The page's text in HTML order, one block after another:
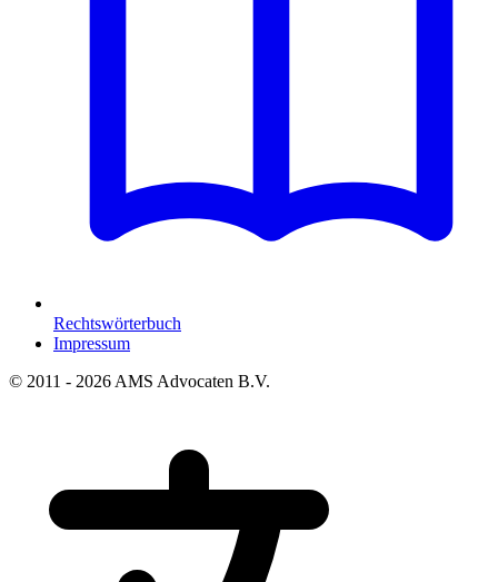
Rechtswörterbuch
Impressum
© 2011 - 2026 AMS Advocaten B.V.